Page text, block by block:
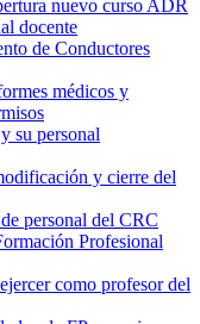
nuevo curso ADR
docente
de Conductores
médicos y
su personal
y cierre del
personal del CRC
Profesional
como profesor del